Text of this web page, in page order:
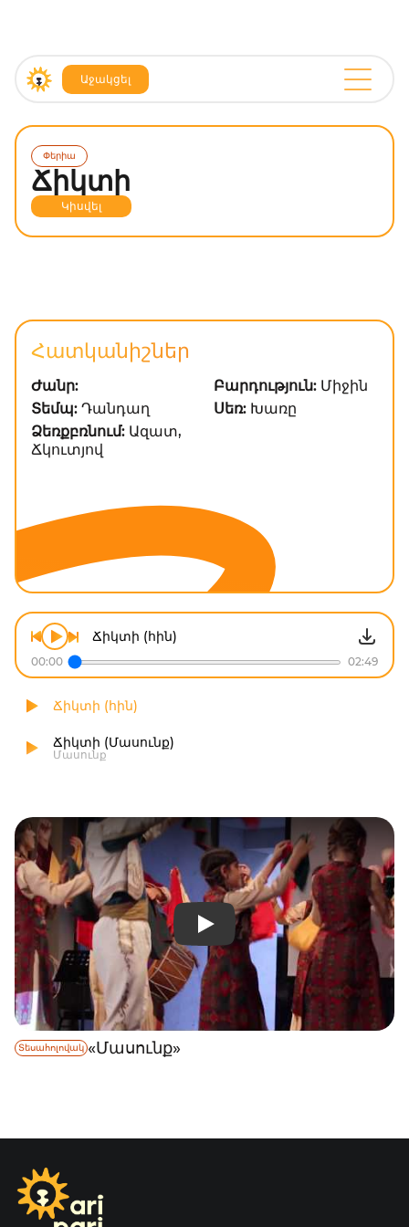
Աջակցել
Փերիա
Ճիկտի
Կիսվել
Հատկանիշներ
Ժանր: Բարդություն: Միջին
Տեմպ: Դանդաղ Սեռ: Խառը
Ձեռքբռնում: Ազատ,
Ճկուտյով
Ճիկտի (հին)
00:00 02:49
Ճիկտի (հին)
Ճիկտի (Մասունք)
Մասունք
Տեսահոլովակ «Մասունք»